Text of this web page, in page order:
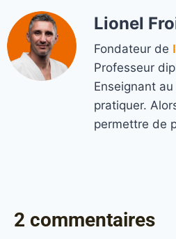
Lionel
Fondateur de
Professeur
Enseignant
pratiquer.
permettre de
2 commentaires